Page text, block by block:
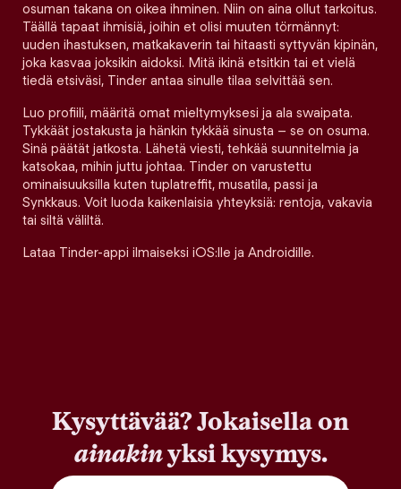
osuman takana on oikea ihminen. Niin on aina ollut tarkoitus.
Täällä tapaat ihmisiä, joihin et olisi muuten törmännyt:
uuden ihastuksen, matkakaverin tai hitaasti syttyvän kipinän,
joka kasvaa joksikin aidoksi. Mitä ikinä etsitkin tai et vielä
tiedä etsiväsi, Tinder antaa sinulle tilaa selvittää sen.
Luo profiili, määritä omat mieltymyksesi ja ala swaipata.
Tykkäät jostakusta ja hänkin tykkää sinusta – se on osuma.
Sinä päätät jatkosta. Lähetä viesti, tehkää suunnitelmia ja
katsokaa, mihin juttu johtaa. Tinder on varustettu
ominaisuuksilla kuten tuplatreffit, musatila, passi ja
Synkkaus. Voit luoda kaikenlaisia yhteyksiä: rentoja, vakavia
tai siltä väliltä.
Lataa Tinder-appi ilmaiseksi iOS:lle ja Androidille.
Kysyttävää? Jokaisella on
ainakinyksi kysymys.